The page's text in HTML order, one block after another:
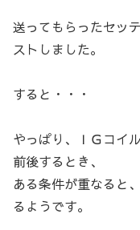
送ってもらったセッ
ストしました。
すると・・・
やっぱり、ＩＧコイ
前後するとき、
ある条件が重なると
るようです。